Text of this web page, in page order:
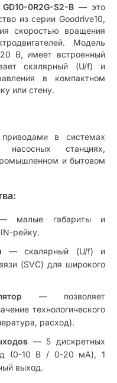
GD10-0R2G-S2-B — это
из серии Goodrive10,
скоростью вращения
Модель
В, имеет встроенный
скалярный (U/f) и
в компактном
или стену.
в системах
станциях,
и бытовом
малые габариты и
рейку.
— скалярный (U/f) и
(SVC) для широкого
— позволяет
технологического
расход).
— 5 дискретных
(0-10 В / 0-20 мА), 1
выход.